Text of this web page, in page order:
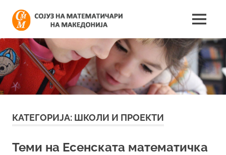
content
на
на
Македонија
информации
поврзани
со
работата
на
MENU
КАТЕГОРИЈА: ШКОЛИ И ПРОЕКТИ
Теми на Есенската математичка